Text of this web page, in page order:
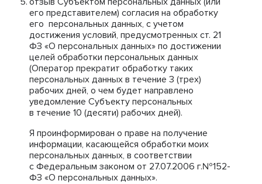
его представителем) согласия на обработку
его персональных данных, с учетом
достижения условий, предусмотренных ст. 21
ФЗ «О персональных данных» по достижении
целей обработки персональных данных
(Оператор прекратит обработку таких
персональных данных в течение 3 (трех)
рабочих дней, о чем будет направлено
уведомление Субъекту персональных
в течение 10 (десяти) рабочих дней).
Я проинформирован о праве на получение
информации, касающейся обработки моих
персональных данных, в соответствии
с Федеральным законом от 27.07.2006 г.№152-
ФЗ «О персональных данных».